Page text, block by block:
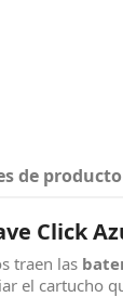
de producto
Click
traen las
el cartucho